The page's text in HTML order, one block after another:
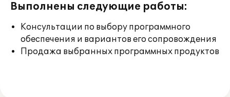
Выполнены следующие работы:
Консультации по выбору программного
обеспечения и вариантов его сопровождения
Продажа выбранных программных продуктов